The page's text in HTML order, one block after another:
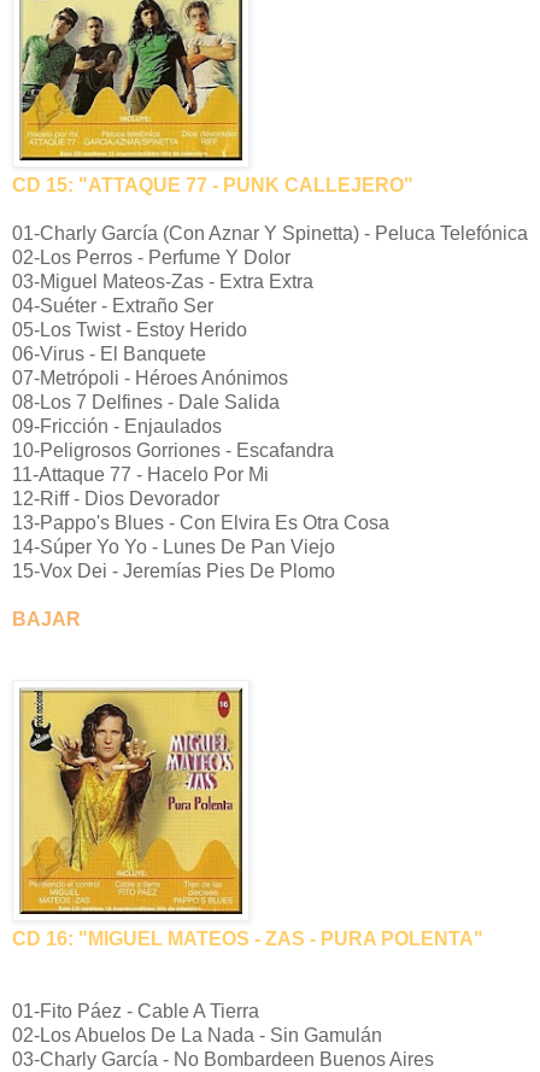
CD 15: "ATTAQUE 77 - PUNK CALLEJERO"
01-Charly García (Con Aznar Y Spinetta) - Peluca Telefónica
02-Los Perros - Perfume Y Dolor
03-Miguel Mateos-Zas - Extra Extra
04-Suéter - Extraño Ser
05-Los Twist - Estoy Herido
06-Virus - El Banquete
07-Metrópoli - Héroes Anónimos
08-Los 7 Delfines - Dale Salida
09-Fricción - Enjaulados
10-Peligrosos Gorriones - Escafandra
11-Attaque 77 - Hacelo Por Mi
12-Riff - Dios Devorador
13-Pappo's Blues - Con Elvira Es Otra Cosa
14-Súper Yo Yo - Lunes De Pan Viejo
15-Vox Dei - Jeremías Pies De Plomo
BAJAR
CD 16: "MIGUEL MATEOS - ZAS - PURA POLENTA"
01-Fito Páez - Cable A Tierra
02-Los Abuelos De La Nada - Sin Gamulán
03-Charly García - No Bombardeen Buenos Aires